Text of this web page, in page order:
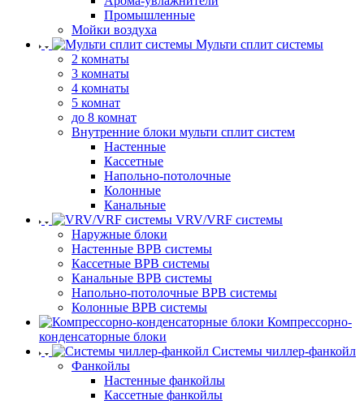
Промышленные
Мойки воздуха
Мульти сплит системы
2 комнаты
3 комнаты
4 комнаты
5 комнат
до 8 комнат
Внутренние блоки мульти сплит систем
Настенные
Кассетные
Напольно-потолочные
Колонные
Канальные
VRV/VRF системы
Наружные блоки
Настенные ВРВ системы
Кассетные ВРВ системы
Канальные ВРВ системы
Напольно-потолочные ВРВ системы
Колонные ВРВ системы
Компрессорно-
конденсаторные блоки
Системы чиллер-фанкойл
Фанкойлы
Настенные фанкойлы
Кассетные фанкойлы